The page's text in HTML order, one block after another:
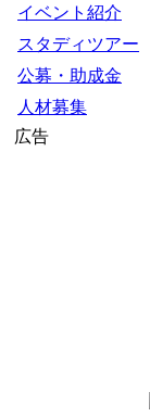
イベント紹介
スタディツアー
公募・助成金
人材募集
広告